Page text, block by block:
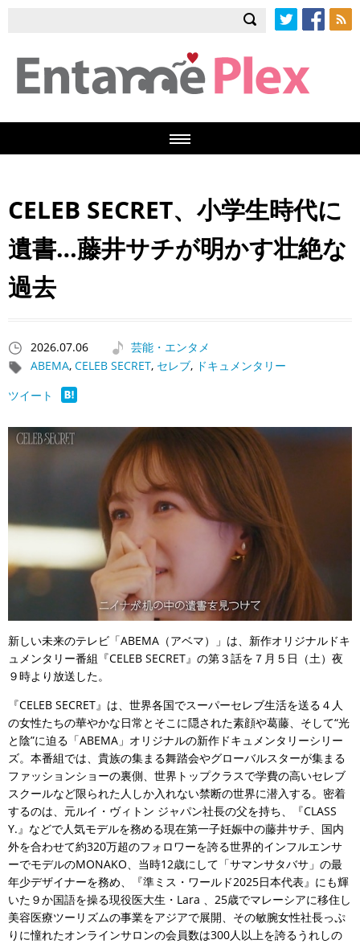
CELEB SECRET、小学生時代に
遺書…藤井サチが明かす壮絶な
過去
2026.07.06
芸能・エンタメ
ABEMA, CELEB SECRET, セレブ, ドキュメンタリー
ツイート
新しい未来のテレビ「ABEMA（アベマ）」は、新作オリジナルドキ
ュメンタリー番組『CELEB SECRET』の第３話を７月５日（土）夜
９時より放送した。
『CELEB SECRET』は、世界各国でスーパーセレブ生活を送る４人
の女性たちの華やかな日常とそこに隠された素顔や葛藤、そして“光
と陰”に迫る「ABEMA」オリジナルの新作ドキュメンタリーシリー
ズ。本番組では、貴族の集まる舞踏会やグローバルスターが集まる
ファッションショーの裏側、世界トップクラスで学費の高いセレブ
スクールなど限られた人しか入れない禁断の世界に潜入する。密着
するのは、元ルイ・ヴィトン ジャパン社長の父を持ち、『CLASS
Y.』などで人気モデルを務める現在第一子妊娠中の藤井サチ、国内
外を合わせて約320万超のフォロワーを誇る世界的インフルエンサ
ーでモデルのMONAKO、当時12歳にして「サマンサタバサ」の最
年少デザイナーを務め、『準ミス・ワールド2025日本代表』にも輝
いた９か国語を操る現役医大生・Lara 、25歳でマレーシアに移住し
美容医療ツーリズムの事業をアジアで展開、その敏腕女性社長っぷ
りに憧れたオンラインサロンの会員数は300人以上を誇るうれしの